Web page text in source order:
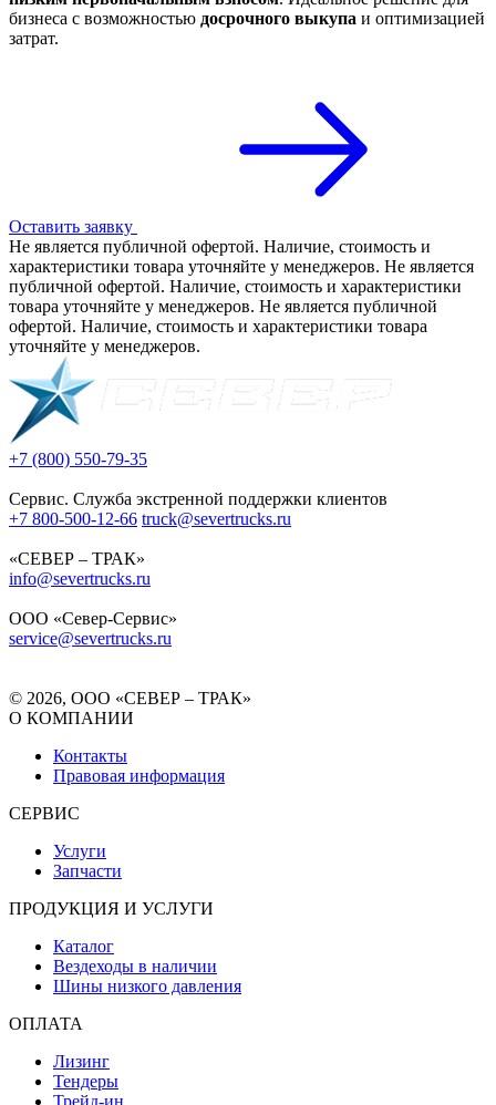
бизнеса с возможностью досрочного выкупа и оптимизацией
затрат.
Оставить заявку
Не является публичной офертой. Наличие, стоимость и
характеристики товара уточняйте у менеджеров. Не является
публичной офертой. Наличие, стоимость и характеристики
товара уточняйте у менеджеров. Не является публичной
офертой. Наличие, стоимость и характеристики товара
уточняйте у менеджеров.
+7 (800) 550-79-35
Сервис. Служба экстренной поддержки клиентов
+7 800-500-12-66 truck@severtrucks.ru
«СЕВЕР – ТРАК»
info@severtrucks.ru
ООО «Север-Сервис»
service@severtrucks.ru
© 2026, ООО «СЕВЕР – ТРАК»
О КОМПАНИИ
Контакты
Правовая информация
СЕРВИС
Услуги
Запчасти
ПРОДУКЦИЯ И УСЛУГИ
Каталог
Вездеходы в наличии
Шины низкого давления
ОПЛАТА
Лизинг
Тендеры
Трейд-ин